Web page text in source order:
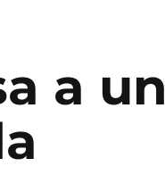
a un